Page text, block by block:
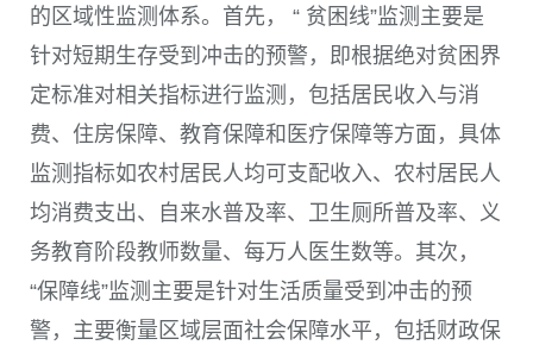
的区域性监测体系。首先， “ 贫困线”监测主要是
针对短期生存受到冲击的预警，即根据绝对贫困界
定标准对相关指标进行监测，包括居民收入与消
费、住房保障、教育保障和医疗保障等方面，具体
监测指标如农村居民人均可支配收入、农村居民人
均消费支出、自来水普及率、卫生厕所普及率、义
务教育阶段教师数量、每万人医生数等。其次，
“保障线”监测主要是针对生活质量受到冲击的预
警，主要衡量区域层面社会保障水平，包括财政保